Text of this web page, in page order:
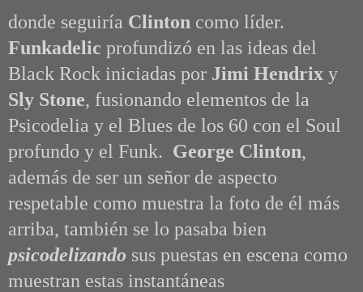
donde seguiría Clinton como líder.
Funkadelic profundizó en las ideas del
Black Rock iniciadas por Jimi Hendrix y
Sly Stone, fusionando elementos de la
Psicodelia y el Blues de los 60 con el Soul
profundo y el Funk. George Clinton,
además de ser un señor de aspecto
respetable como muestra la foto de él más
arriba, también se lo pasaba bien
psicodelizando sus puestas en escena como
muestran estas instantáneas